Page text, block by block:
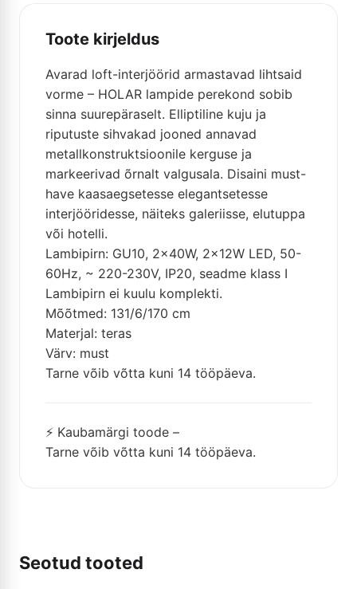
Toote kirjeldus
Avarad loft-interjöörid armastavad lihtsaid
vorme – HOLAR lampide perekond sobib
sinna suurepäraselt. Elliptiline kuju ja
riputuste sihvakad jooned annavad
metallkonstruktsioonile kerguse ja
markeerivad õrnalt valgusala. Disaini must-
have kaasaegsetesse elegantsetesse
interjööridesse, näiteks galeriisse, elutuppa
või hotelli.
Lambipirn: GU10, 2x40W, 2x12W LED, 50-
60Hz, ~ 220-230V, IP20, seadme klass I
Lambipirn ei kuulu komplekti.
Mõõtmed: 131/6/170 cm
Materjal: teras
Värv: must
Tarne võib võtta kuni 14 tööpäeva.
⚡ Kaubamärgi toode –
Tarne võib võtta kuni 14 tööpäeva.
Seotud tooted